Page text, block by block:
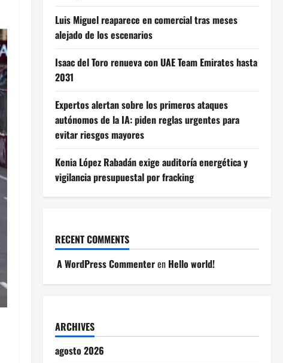
Luis Miguel reaparece en comercial tras meses
alejado de los escenarios
Isaac del Toro renueva con UAE Team Emirates hasta
2031
Expertos alertan sobre los primeros ataques
autónomos de la IA: piden reglas urgentes para
evitar riesgos mayores
Kenia López Rabadán exige auditoría energética y
vigilancia presupuestal por fracking
RECENT COMMENTS
A WordPress Commenteren Hello world!
ARCHIVES
agosto 2026